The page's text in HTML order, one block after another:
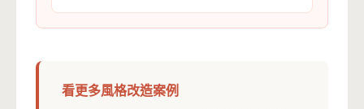
看更多風格改造案例